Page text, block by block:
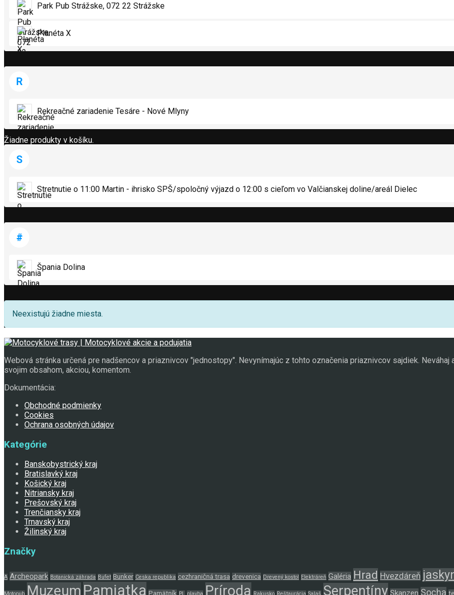
No Result
Zobraziť všetky výsledky
Žiadne produkty v košíku.
Park Pub Strážske, 072 22 Strážske
Planéta X
R
Rekreačné zariadenie Tesáre - Nové Mlyny
S
Stretnutie o 11:00 Martin - ihrisko SPŠ/spoločný výjazd o 12:00 s cieľom vo Valčianskej doline/areál Dielec
#
Špania Dolina
Neexistujú žiadne miesta.
Webová stránka určená pre nadšencov a priaznivcov "jednostopy". Nevynímajúc z tohto označenia priaznivcov sajdiek.
svojim obsahom, akciou, komentom.
Dokumentácia:
Obchodné podmienky
Cookies
Ochrana osobných údajov
Kategórie
Banskobystrický kraj
Bratislavký kraj
Košický kraj
Nitriansky kraj
Prešovský kraj
Trenčiansky kraj
Trnavský kraj
Žilinský kraj
Značky
A Archeopark Botanická záhrada Bufet Bunker Ceska republika cezhraničná trasa drevenica Drevený kostol Elektráreň Galéria Hrad Hvezdáreň
Motopub Muzeum Pamiatka Pamätník PL plavba Príroda Rakusko Reštaurácia Salaš Serpentíny Skanzen Socha